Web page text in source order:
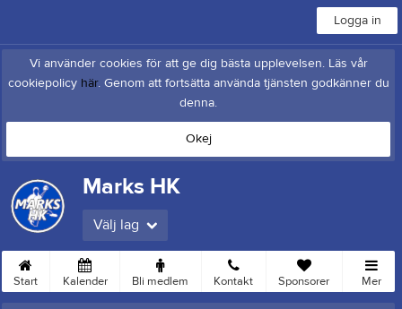
Logga in
Vi använder cookies för att ge dig bästa upplevelsen. Läs vår
cookiepolicy här. Genom att fortsätta använda tjänsten godkänner du
denna.
Okej
Marks HK
Välj lag
Start Kalender Bli medlem Kontakt Sponsorer Mer